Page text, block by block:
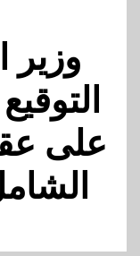
وزير
على